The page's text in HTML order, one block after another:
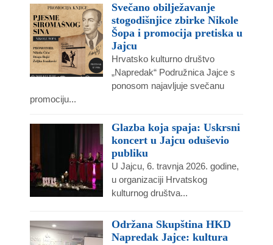
Svečano obilježavanje
stogodišnjice zbirke Nikole
Šopa i promocija pretiska u
Jajcu
Hrvatsko kulturno društvo
„Napredak“ Podružnica Jajce s
ponosom najavljuje svečanu
promociju...
Glazba koja spaja: Uskrsni
koncert u Jajcu oduševio
publiku
U Jajcu, 6. travnja 2026. godine,
u organizaciji Hrvatskog
kulturnog društva...
Održana Skupština HKD
Napredak Jajce: kultura